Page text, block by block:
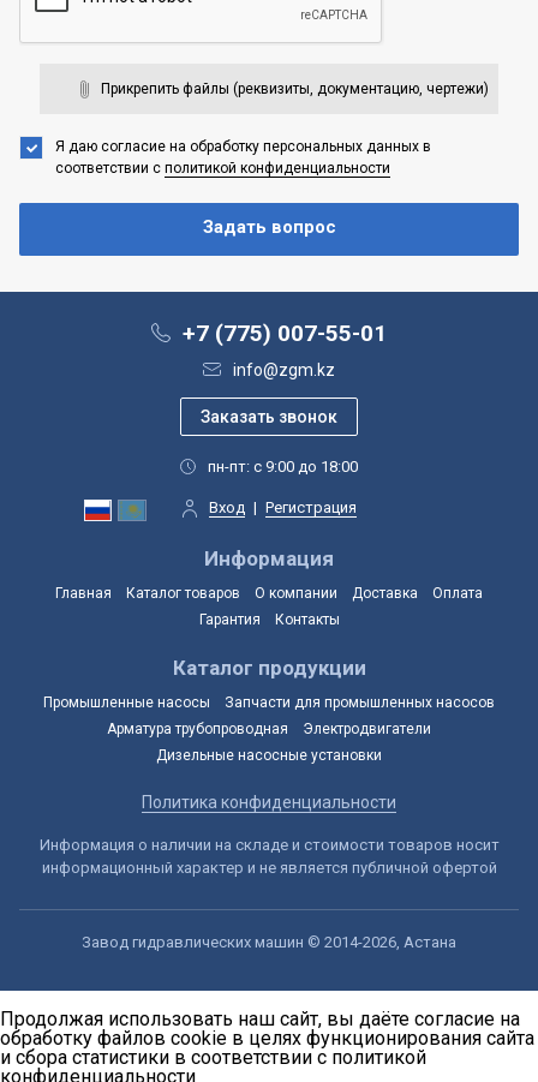
Прикрепить файлы (реквизиты, документацию, чертежи)
Я даю согласие на обработку персональных данных в
соответствии с политикой конфиденциальности
+7 (775) 007-55-01
info@zgm.kz
пн-пт: с 9:00 до 18:00
Вход | Регистрация
Информация
Главная Каталог товаров О компании Доставка
Оплата
Гарантия
Контакты
Каталог продукции
Промышленные насосы
Запчасти для промышленных насосов
Арматура трубопроводная
Электродвигатели
Дизельные насосные установки
Политика конфиденциальности
Информация о наличии на складе и стоимости товаров носит
информационный характер и не является публичной офертой
Завод гидравлических машин © 2014-2026, Астана
Продолжая использовать наш сайт, вы даёте согласие на
обработку файлов cookie в целях функционирования сайта
и сбора статистики в соответствии с политикой
конфиденциальности